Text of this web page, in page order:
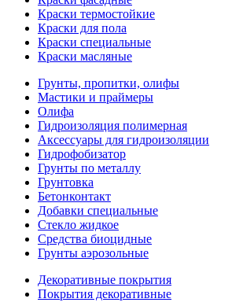
Краски термостойкие
Краски для пола
Краски специальные
Краски масляные
Грунты, пропитки, олифы
Мастики и праймеры
Олифа
Гидроизоляция полимерная
Аксессуары для гидроизоляции
Гидрофобизатор
Грунты по металлу
Грунтовка
Бетонконтакт
Добавки специальные
Стекло жидкое
Средства биоцидные
Грунты аэрозольные
Декоративные покрытия
Покрытия декоративные